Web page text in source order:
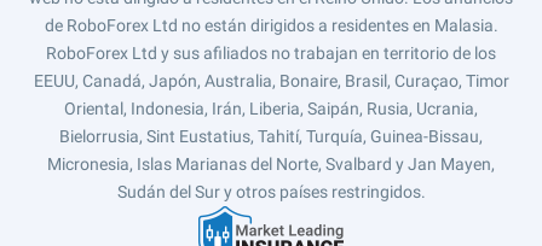
de RoboForex Ltd no están dirigidos a residentes en Malasia.
RoboForex Ltd y sus afiliados no trabajan en territorio de los
EEUU, Canadá, Japón, Australia, Bonaire, Brasil, Curaçao, Timor
Oriental, Indonesia, Irán, Liberia, Saipán, Rusia, Ucrania,
Bielorrusia, Sint Eustatius, Tahití, Turquía, Guinea-Bissau,
Micronesia, Islas Marianas del Norte, Svalbard y Jan Mayen,
Sudán del Sur y otros países restringidos.